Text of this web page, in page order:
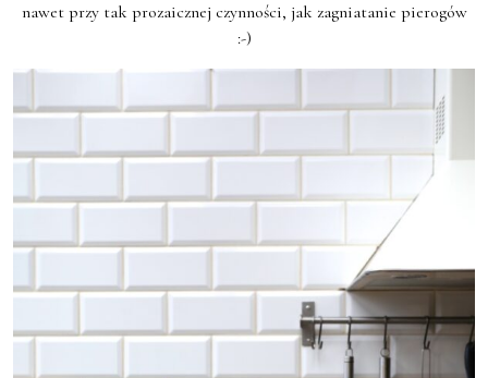
nawet przy tak prozaicznej czynności, jak zagniatanie pierogów
:-)